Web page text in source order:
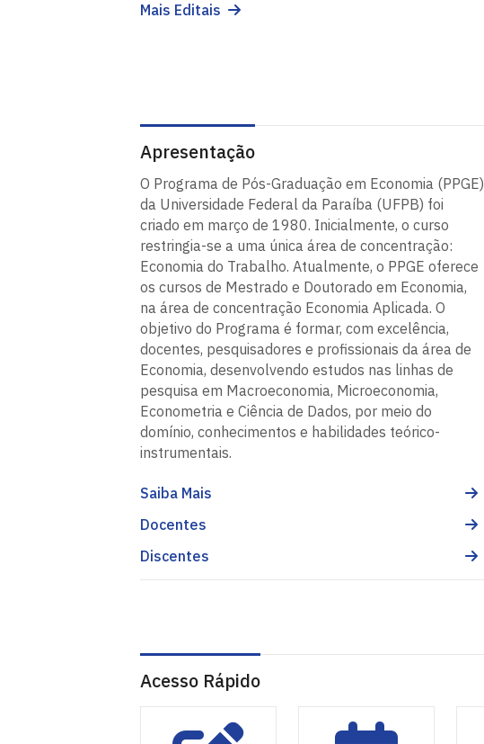
Mais Editais
Apresentação
O Programa de Pós-Graduação em Economia (PPGE)
da Universidade Federal da Paraíba (UFPB) foi
criado em março de 1980. Inicialmente, o curso
restringia-se a uma única área de concentração:
Economia do Trabalho. Atualmente, o PPGE oferece
os cursos de Mestrado e Doutorado em Economia,
na área de concentração Economia Aplicada. O
objetivo do Programa é formar, com excelência,
docentes, pesquisadores e profissionais da área de
Economia, desenvolvendo estudos nas linhas de
pesquisa em Macroeconomia, Microeconomia,
Econometria e Ciência de Dados, por meio do
domínio, conhecimentos e habilidades teórico-
instrumentais.
Saiba Mais
Docentes
Discentes
Acesso Rápido